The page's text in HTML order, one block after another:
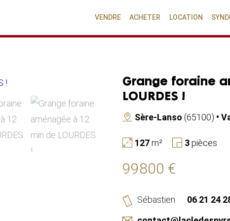
VENDRE ACHETER LOCATION
Grange foraine
LOURDES !
Sère-Lanso (65100) •
127m² 3pièces
99800 €
Sébastien
06 21 24